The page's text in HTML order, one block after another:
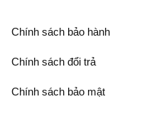
Chính sách bảo hành
Chính sách đổi trả
Chính sách bảo mật